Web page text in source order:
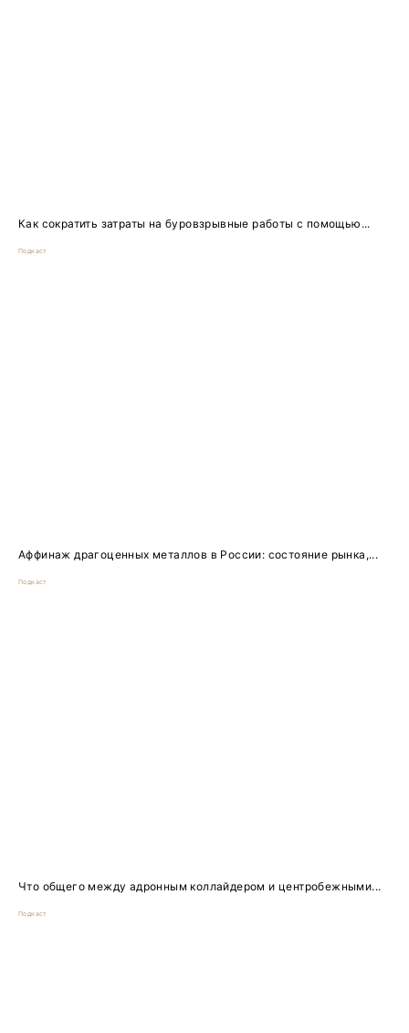
Как сократить затраты на буровзрывные работы с помощью...
Подкаст
Аффинаж драгоценных металлов в России: состояние рынка,...
Подкаст
Что общего между адронным коллайдером и центробежными...
Подкаст